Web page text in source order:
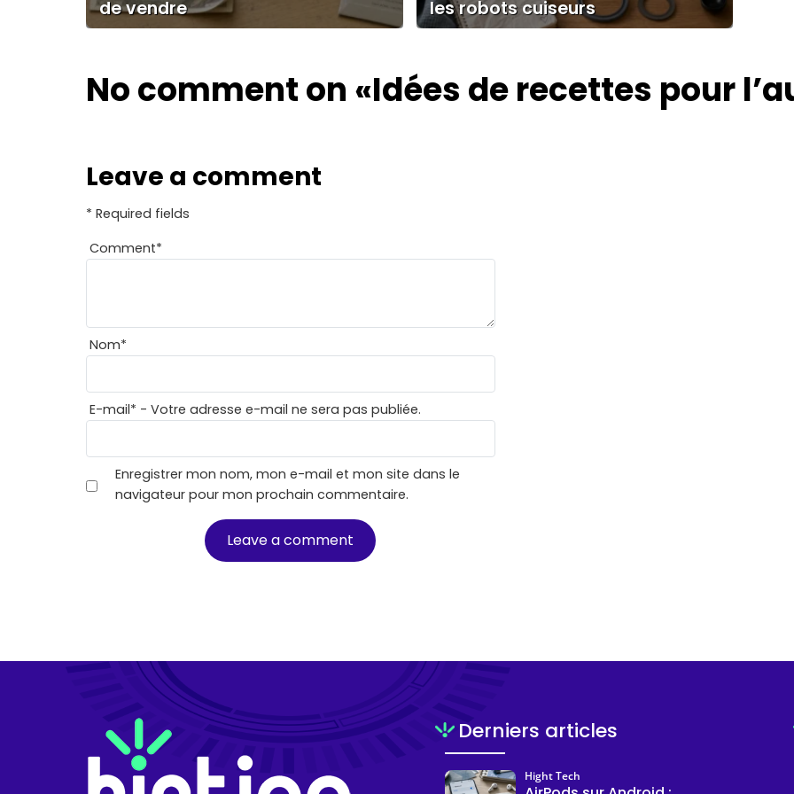
de vendre
les robots cuiseurs
No comment on «Idées de recettes pour
Leave a comment
* Required fields
Comment*
Nom*
E-mail* - Votre adresse e-mail ne sera pas publiée.
Enregistrer mon nom, mon e-mail et mon site dans le
navigateur pour mon prochain commentaire.
Derniers articles
Hight Tech